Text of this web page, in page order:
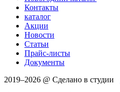
Контакты
каталог
Акции
Новости
Статьи
Прайс-листы
Документы
2019–2026 @ Сделано в студии